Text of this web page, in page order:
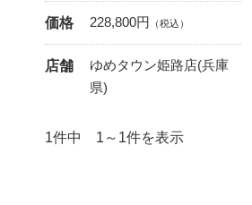
価格 228,800円 （税込）
店舗
ゆめタウン姫路店(兵庫
県)
1件中 1～1件を表示